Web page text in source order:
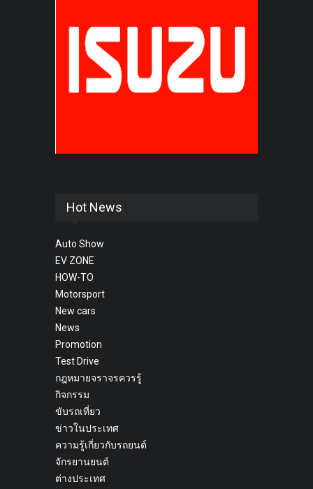
Hot News
Auto Show
EV ZONE
HOW-TO
Motorsport
New cars
News
Promotion
Test Drive
กฎหมายจราจรควรรู้
กิจกรรม
ขับรถเที่ยว
ข่าวในประเทศ
ความรู้เกี่ยวกับรถยนต์
จักรยานยนต์
ต่างประเทศ